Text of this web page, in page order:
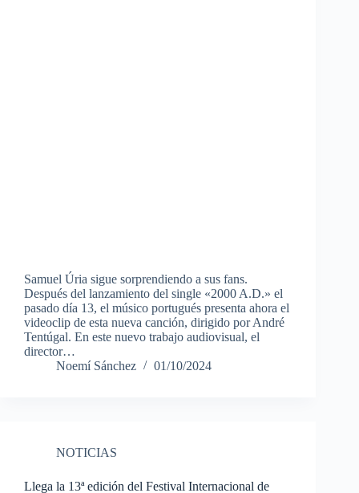
Samuel Úria sigue sorprendiendo a sus fans.
Después del lanzamiento del single «2000 A.D.» el
pasado día 13, el músico portugués presenta ahora el
videoclip de esta nueva canción, dirigido por André
Tentúgal. En este nuevo trabajo audiovisual, el
director…
Noemí Sánchez
01/10/2024
NOTICIAS
Llega la 13ª edición del Festival Internacional de